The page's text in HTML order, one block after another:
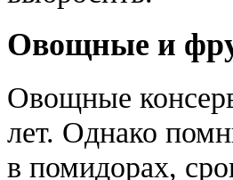
Овощные и
Овощные
лет. Однако
в помидорах,